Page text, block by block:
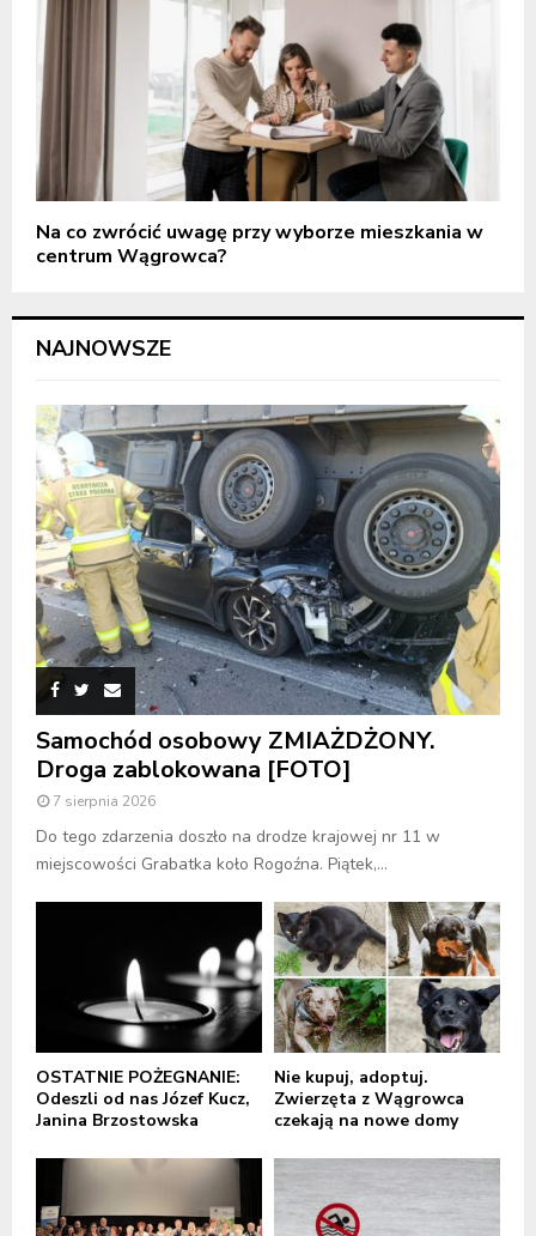
Na co zwrócić uwagę przy wyborze mieszkania w
centrum Wągrowca?
NAJNOWSZE
Samochód osobowy ZMIAŻDŻONY.
Droga zablokowana [FOTO]
7 sierpnia 2026
Do tego zdarzenia doszło na drodze krajowej nr 11 w
miejscowości Grabatka koło Rogoźna. Piątek,...
OSTATNIE POŻEGNANIE:
Odeszli od nas Józef Kucz,
Janina Brzostowska
Nie kupuj, adoptuj.
Zwierzęta z Wągrowca
czekają na nowe domy